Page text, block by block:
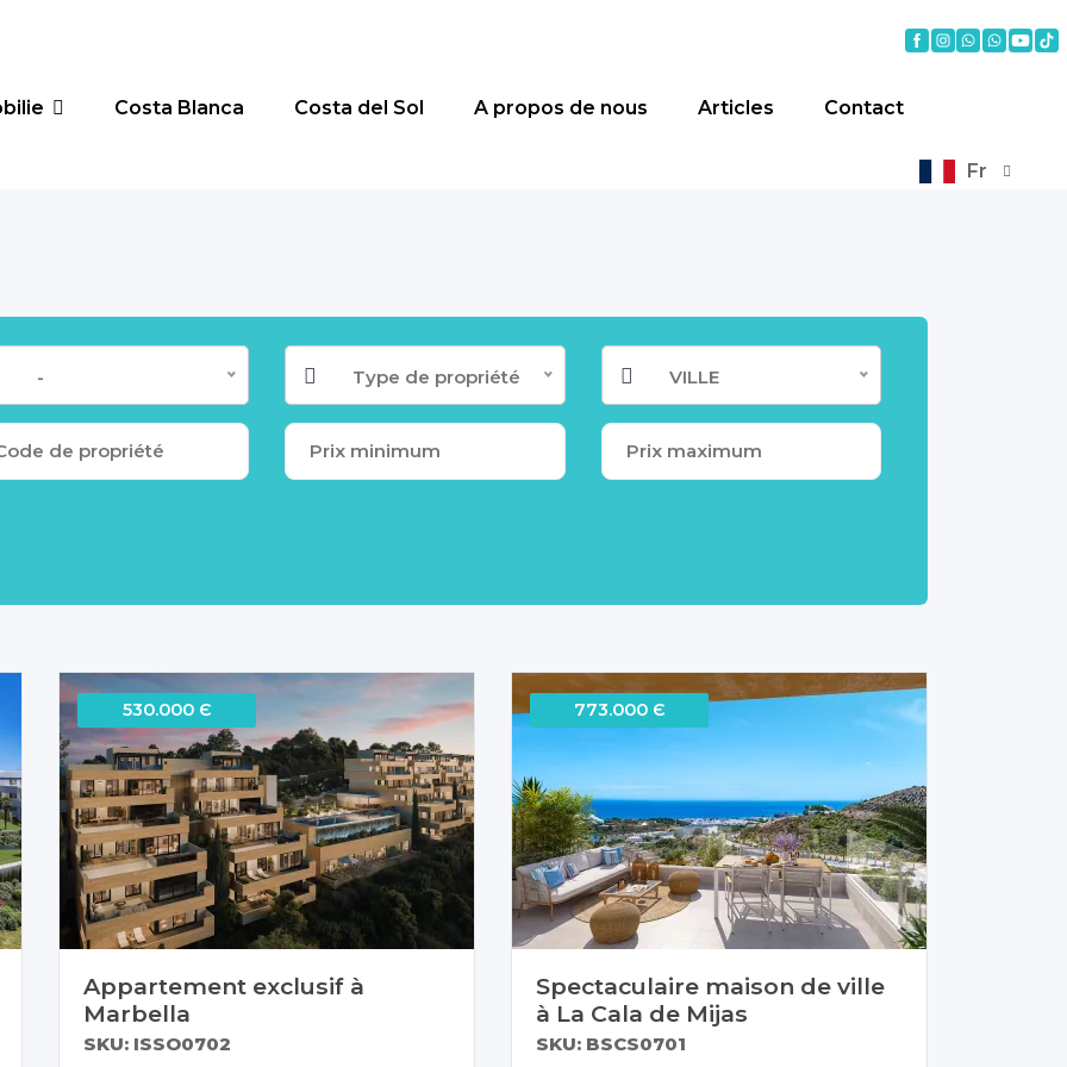
Costa Blanca Costa del Sol A propos de nous Articles Contact
Fr
- Type de propriété VILLE
530.000 Є
Appartement exclusif à
Marbella
SKU: ISSO0702
773.000 Є
Spectaculaire maison de ville
à La Cala de Mijas
SKU: BSCS0701